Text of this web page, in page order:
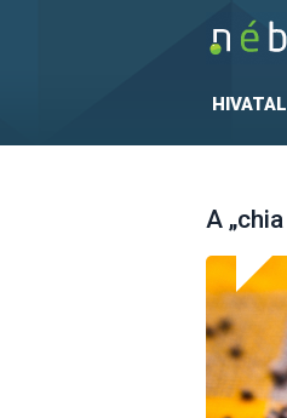
HIVATAL
A